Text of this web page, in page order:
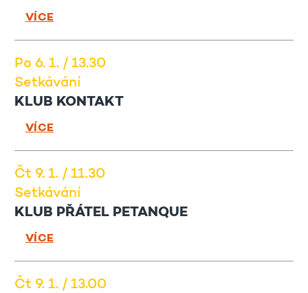
VÍCE
Po 6. 1. / 13.30
Setkávání
KLUB KONTAKT
VÍCE
Čt 9. 1. / 11.30
Setkávání
KLUB PŘÁTEL PETANQUE
VÍCE
Čt 9. 1. / 13.00